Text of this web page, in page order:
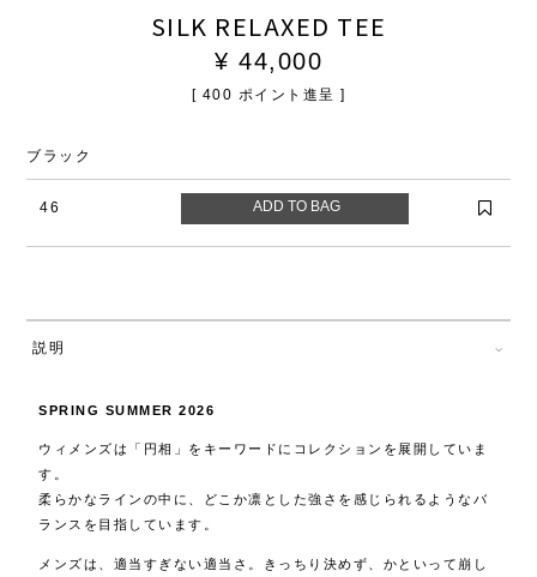
SILK RELAXED TEE
¥ 44,000
[ 400 ポイント進呈 ]
ブラック
46
説明
SPRING SUMMER 2026
ウィメンズは「円相」をキーワードにコレクションを展開していま
す。
柔らかなラインの中に、どこか凛とした強さを感じられるようなバ
ランスを目指しています。
メンズは、適当すぎない適当さ。きっちり決めず、かといって崩し